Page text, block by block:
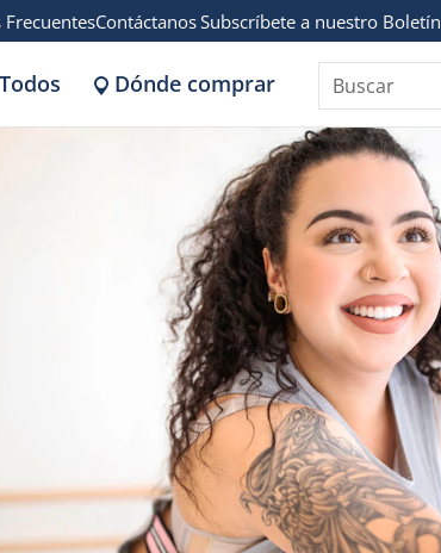
FrecuentesContáctanosSubscríbete a nuestro Boletín
Dónde comprar Buscar